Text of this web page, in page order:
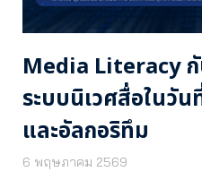
Media Literacy
ระบบนิเวศสื่อในวั
และอัลกอริทึม
6 พฤษภาคม 2569